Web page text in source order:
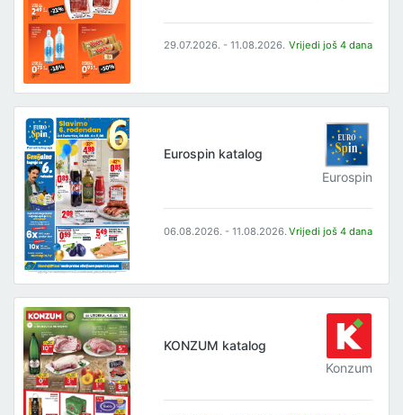
29.07.2026. - 11.08.2026. Vrijedi još 4 dana
Eurospin katalog
Eurospin
06.08.2026. - 11.08.2026. Vrijedi još 4 dana
KONZUM katalog
Konzum